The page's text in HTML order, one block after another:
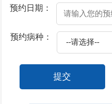
预约日期：
预约病种：
提交